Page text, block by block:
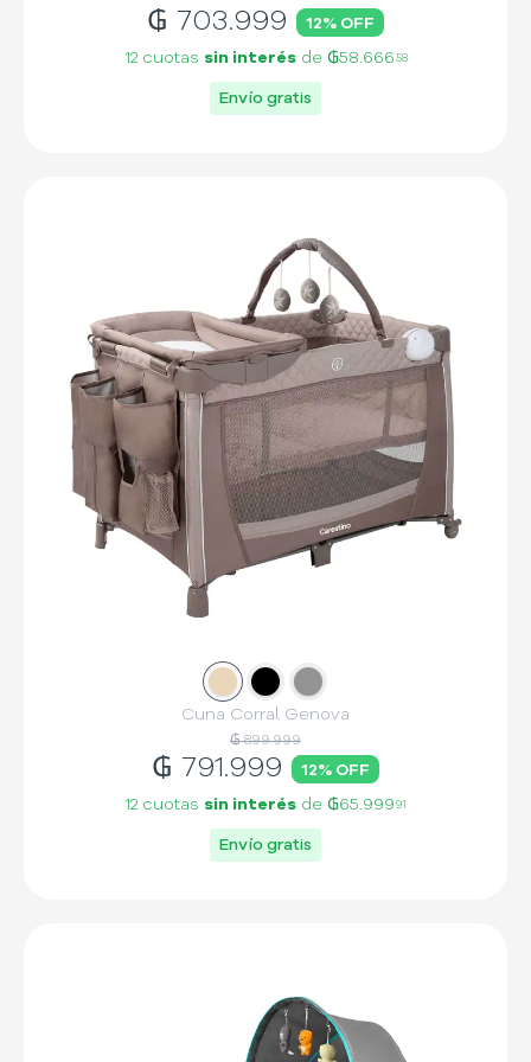
₲ 703.999 12% OFF
12 cuotas sin interésde ₲58.666 58
Envío gratis
Slide 1
Slide 2
Slide
Cuna Corral Genova
₲ 899.999
₲ 791.999 12% OFF
12 cuotas sin interés de ₲65.999 91
Envío gratis